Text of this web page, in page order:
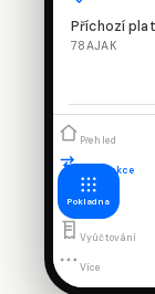
Příchozí
78AJAK
Přehled
Transakce
Pokladna
Vyúčtování
Více